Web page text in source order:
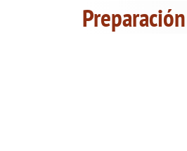
Preparación